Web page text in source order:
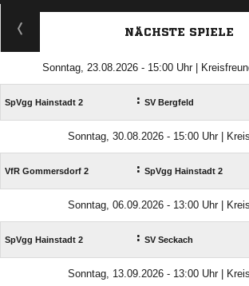
NÄCHSTE SPIELE
Sonntag, 23.08.2026 - 15:00 Uhr |
SpVgg Hainstadt 2 : SV Bergfeld
Sonntag, 30.08.2026 - 15:00 Uhr |
VfR Gommersdorf 2 : SpVgg Hainstadt 2
Sonntag, 06.09.2026 - 13:00 Uhr |
SpVgg Hainstadt 2 : SV Seckach
Sonntag, 13.09.2026 - 13:00 Uhr |